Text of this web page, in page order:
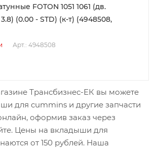
FOTON 1051 1061 (дв.
(0.00 - STD) (к-т) (4948508,
Арт.: 4948508
Трансбизнес-ЕК вы можете
для cummins и другие запчасти
оформив заказ через
Цены на вкладыши для
от 150 рублей. Наша